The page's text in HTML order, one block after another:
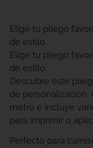
Elige tu pliego
de estilo.
Elige tu pliego
de estilo.
Descubre este
de personalización.
metro e incluye
para imprimir o
Perfecto para